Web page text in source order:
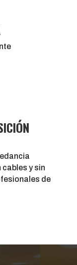
y sin
de